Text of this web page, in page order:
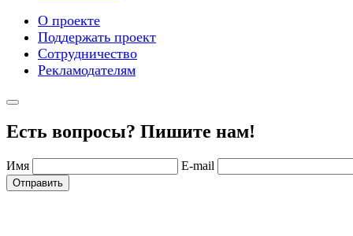
О проекте
Поддержать проект
Сотрудничество
Рекламодателям
Есть вопросы? Пишите нам!
Имя E-mail